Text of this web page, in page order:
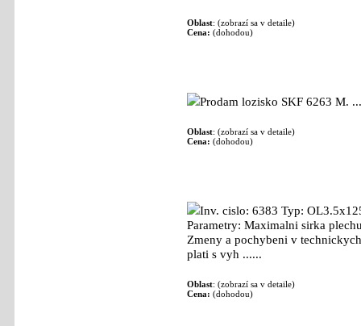
Oblast: (zobrazí sa v detaile)
Cena: (dohodou)
Prodam lozisko SKF 6263 M.
Oblast: (zobrazí sa v detaile)
Cena: (dohodou)
Inv. cislo: 6383 Typ:
Parametry: Maximalni sirka
Zmeny a pochybeni v
plati s vyh ......
Oblast: (zobrazí sa v detaile)
Cena: (dohodou)